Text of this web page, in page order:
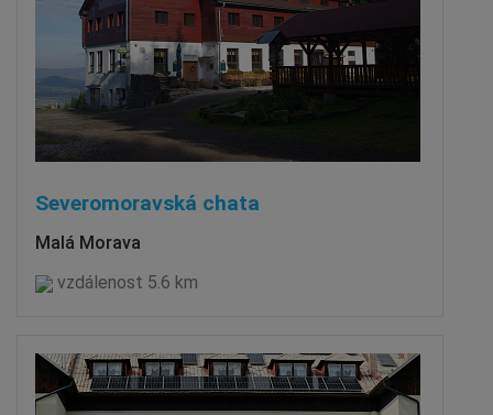
Severomoravská chata
Malá Morava
vzdálenost 5.6 km